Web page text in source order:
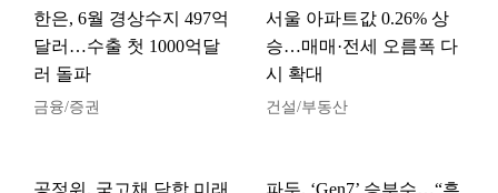
한은, 6월 경상수지 497억
달러…수출 첫 1000억달
러 돌파
금융/증권
서울 아파트값 0.26% 상
승…매매·전세 오름폭 다
시 확대
건설/부동산
공정위, 국고채 담합 미래
파두, ‘Gen7’ 승부수…“흑